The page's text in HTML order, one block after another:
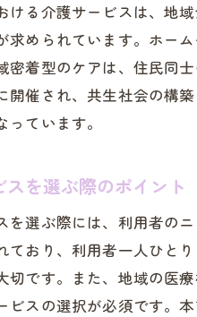
ける介護サービスは、地
求められています。ホー
密着型のケアは、住民同
開催され、共生社会の構
ています。
を選ぶ際のポイント
を選ぶ際には、利用者の
ており、利用者一人ひと
切です。また、地域の医
ビスの選択が必須です。